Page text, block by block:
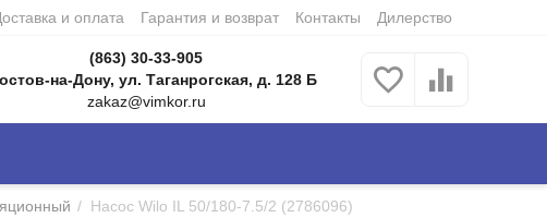
и оплата Гарантия и возврат Контакты Дилерство
(863) 30-33-905
на-Дону, ул. Таганрогская, д. 128 Б
zakaz@vimkor.ru
/ Насос Wilo IL 50/180-7.5/2 (2786096)